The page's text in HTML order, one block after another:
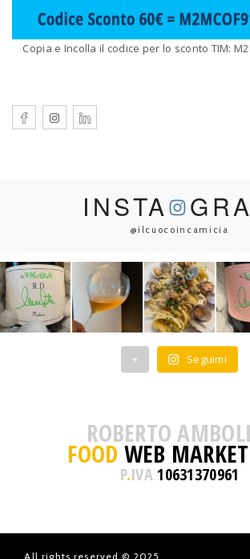
Copia e Incolla il codice per lo sconto TIM:
INSTA
@ilcuocoincamicia
+ Seguimi
ROBERTO
FOOD WEB
P.IVA10631370961
All rights reserved © 2025